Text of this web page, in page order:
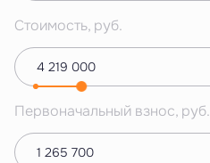
Стоимость, руб.
Первоначальный взнос, руб.